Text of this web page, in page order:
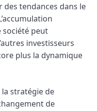
tendances dans le
société peut
investisseurs
plus la dynamique
stratégie de
de